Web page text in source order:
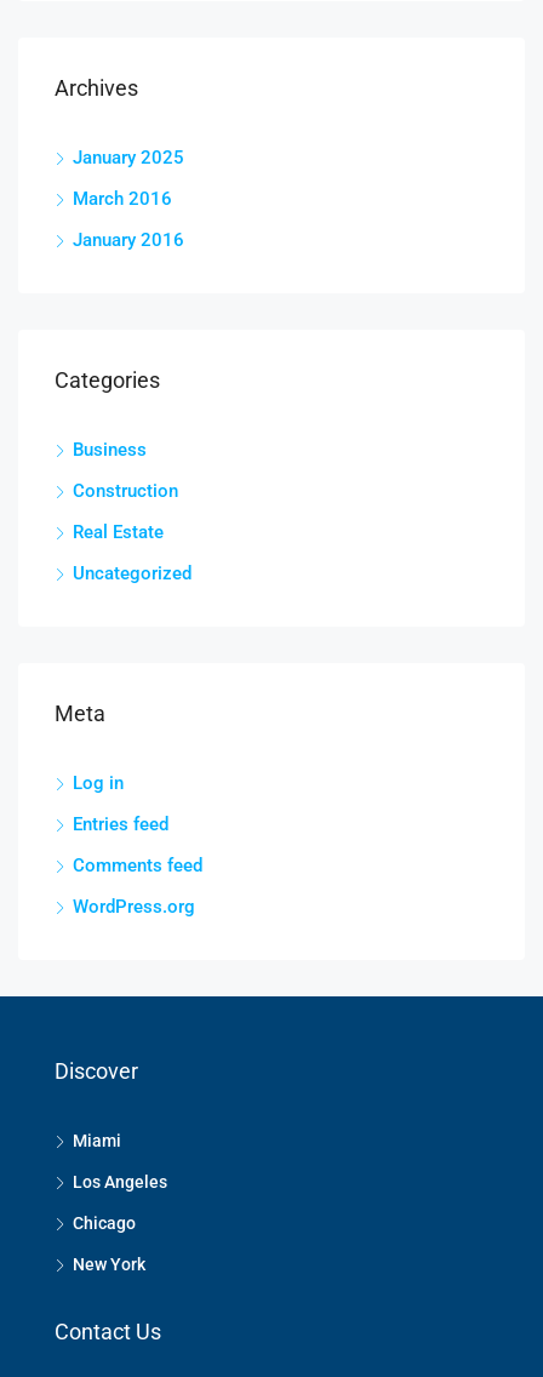
Archives
January 2025
March 2016
January 2016
Categories
Business
Construction
Real Estate
Uncategorized
Meta
Log in
Entries feed
Comments feed
WordPress.org
Discover
Miami
Los Angeles
Chicago
New York
Contact Us